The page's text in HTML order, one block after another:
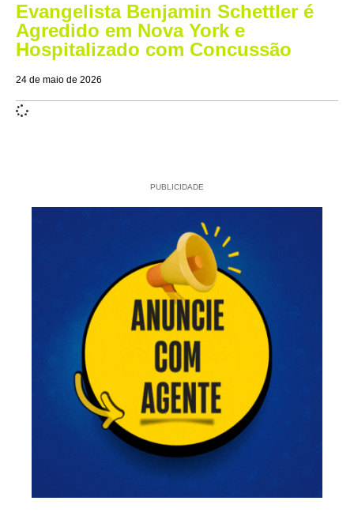
Evangelista Benjamin Schettler é
Agredido em Nova York e
Hospitalizado com Concussão
24 de maio de 2026
PUBLICIDADE